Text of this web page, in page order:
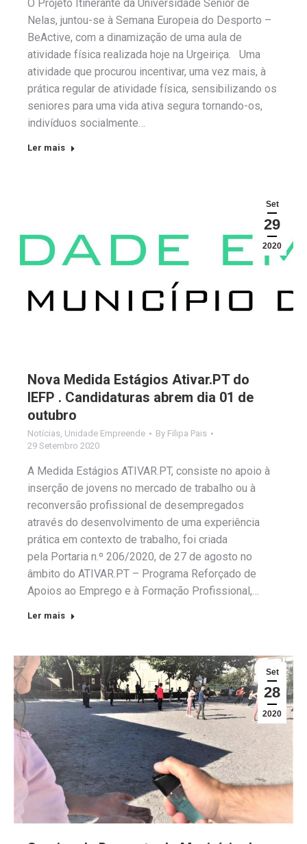
O Projeto Itinerante da Universidade Sénior de
Nelas, juntou-se à Semana Europeia do Desporto –
BeActive, com a dinamização de uma aula de
atividade física realizada hoje na Urgeiriça. Uma
atividade que procurou incentivar, uma vez mais, à
prática regular de atividade física, sensibilizando os
seniores para uma vida ativa segura tornando-os,
indivíduos socialmente…
Ler mais
Set
29
2020
Nova Medida Estágios Ativar.PT do
IEFP . Candidaturas abrem dia 01 de
outubro
Notícias, Unidade Empreende By Filipa Pais
29 Setembro 2020
A Medida Estágios ATIVAR.PT, consiste no apoio à
inserção de jovens no mercado de trabalho ou à
reconversão profissional de desempregados
através do desenvolvimento de uma experiência
prática em contexto de trabalho, foi criada
pela Portaria n.º 206/2020, de 27 de agosto no
âmbito do ATIVAR.PT – Programa Reforçado de
Apoios ao Emprego e à Formação Profissional,…
Ler mais
Set
28
2020